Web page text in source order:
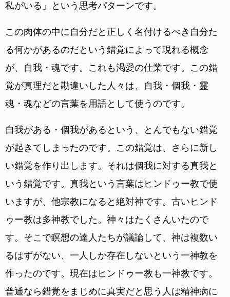
私がいる」という思考パターンです。
この肉体の中に自分だと正しく名付けるべき自分た
る何かがあるのだという錯覚によって現れる概念
が、自我・魂です。これも渇愛の仕業です。この錯
覚が真理だと勘違いした人々は、自我・個我・霊
魂・魂などの言葉を用語として使うのです。
自我がある・個我があるという、とんでもない錯覚
が起きてしまったのです。この錯覚は、さらに新し
い錯覚を作り出します。それは個我に対する真我と
いう錯覚です。真我という言葉はヒンドゥー教で使
いますが、他宗教になると絶対神です。古いヒンド
ゥー教は多神教でした。神々はたくさんいたので
す。そこで瞑想の達人たちが議論して、神は複数い
るはずがない、一人しか存在しないという一神教を
作ったのです。現在はヒンドゥー教も一神教です。
普通なら錯覚をまじめに真実だと思う人は精神病に